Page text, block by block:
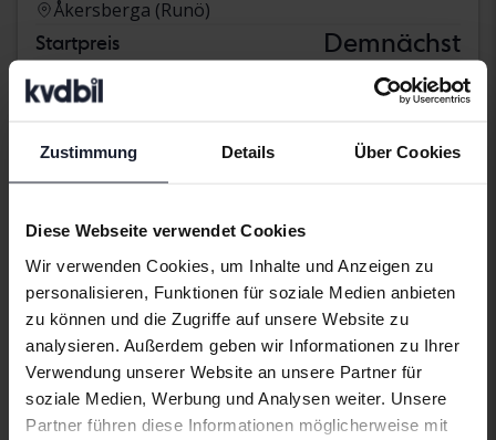
Zustimmung Details Über Cookies
Diese Webseite verwendet Cookies
Wir verwenden Cookies, um Inhalte und Anzeigen zu
personalisieren, Funktionen für soziale Medien anbieten
zu können und die Zugriffe auf unsere Website zu
analysieren. Außerdem geben wir Informationen zu Ihrer
Verwendung unserer Website an unsere Partner für
soziale Medien, Werbung und Analysen weiter. Unsere
Partner führen diese Informationen möglicherweise mit
Åkersberga (Runö)
Startpreis Demnächst
Unsere Bewertung ist auf dem Weg